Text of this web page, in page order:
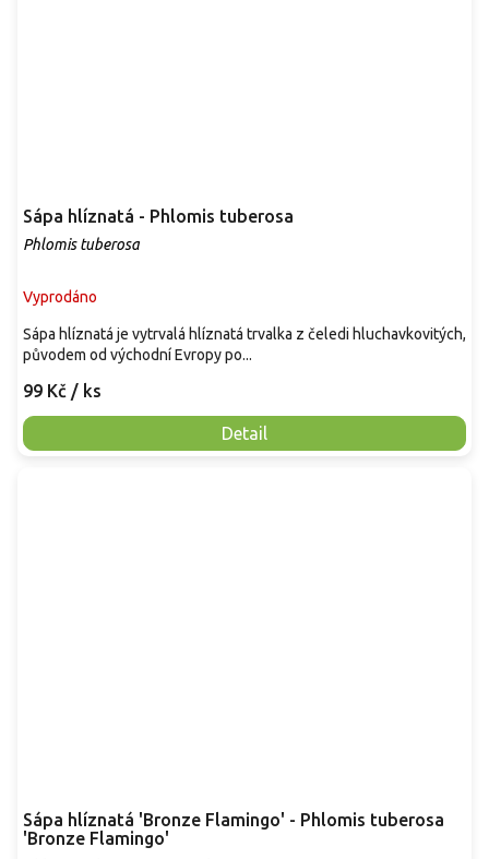
Sápa hlíznatá - Phlomis tuberosa
Phlomis tuberosa
Vyprodáno
99 Kč / ks
Detail
Sápa hlíznatá je vytrvalá hlíznatá trvalka z čeledi hluchavkovitých,
původem od východní Evropy po...
Sápa hlíznatá 'Bronze Flamingo' - Phlomis tuberosa
'Bronze Flamingo'